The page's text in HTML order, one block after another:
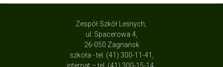
Zespół Szkół Leśnych,
ul. Spacerowa 4,
26-050 Zagnańsk
szkoła - tel. (41) 300-11-41,